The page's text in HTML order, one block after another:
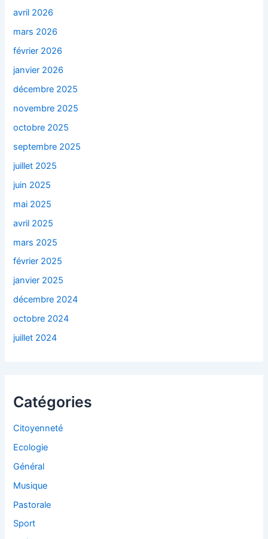
avril 2026
mars 2026
février 2026
janvier 2026
décembre 2025
novembre 2025
octobre 2025
septembre 2025
juillet 2025
juin 2025
mai 2025
avril 2025
mars 2025
février 2025
janvier 2025
décembre 2024
octobre 2024
juillet 2024
Catégories
Citoyenneté
Ecologie
Général
Musique
Pastorale
Sport